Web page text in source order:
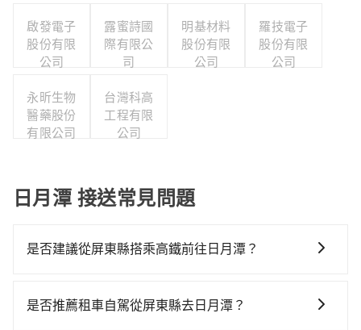
啟發電子
股份有限
公司
露蜜詩國
際有限公
司
明基材料
股份有限
公司
羅技電子
股份有限
公司
永昕生物
醫藥股份
有限公司
台灣科高
工程有限
公司
日月潭 接送常見問題
是否建議從屏東縣搭乘高鐵前往日月潭？
難叫計程車前往高鐵站！從最早05:50一直到22:55，左
是否推薦租車自駕從屏東縣去日月潭？